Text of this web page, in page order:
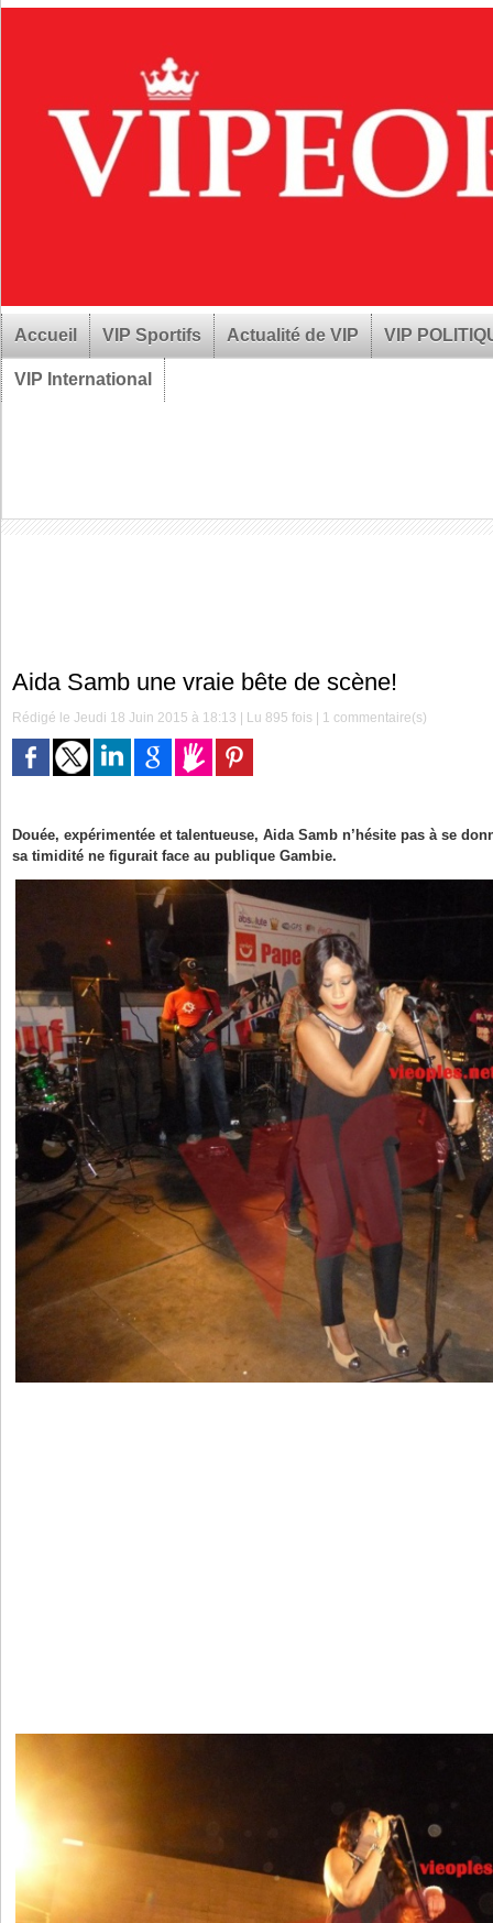
Accueil VIP Sportifs Actualité de VIP VIP
VIP International
Aida Samb une vraie bête de scène!
Rédigé le Jeudi 18 Juin 2015 à 18:13 | Lu 895 fois | 1 commentaire(s)
Douée, expérimentée et talentueuse, Aida Samb n’hésite pas à se
sa timidité ne figurait face au publique Gambie.